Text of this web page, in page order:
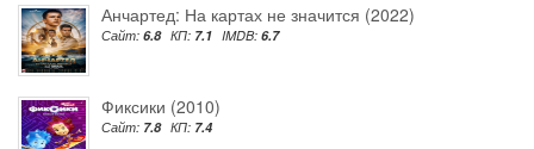
Анчартед: На картах не значится (2022)
Сайт: 6.8 КП: 7.1 IMDB: 6.7
Фиксики (2010)
Сайт: 7.8 КП: 7.4